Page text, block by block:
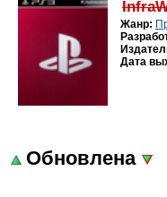
Жанр:
Дата
Обновлена